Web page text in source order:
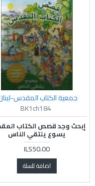
جمعية الكتاب المقدس-
BK1ch184
إبحث وجد قصص الكتاب
يسوع يلتقي الناس
ILS50.00
اضافة للسلة